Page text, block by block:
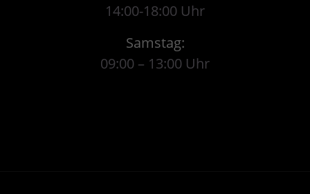
14:00-18:00 Uhr
Samstag:
09:00 – 13:00 Uhr